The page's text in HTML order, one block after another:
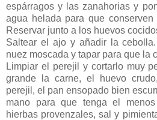
espárragos y las zanahorias y
agua helada para que
Reservar junto a los huevos
Saltear el ajo y añadir la
nuez moscada y tapar para que la
Limpiar el perejil y cortarlo muy
grande la carne, el huevo
perejil, el pan ensopado bien
mano para que tenga el
hierbas provenzales, sal y